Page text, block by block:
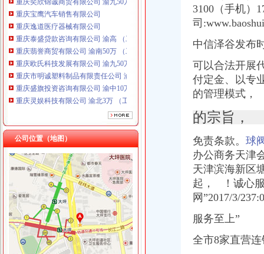
重庆宝鹰汽车销售有限公司
重庆逸道医疗器械有限公司
重庆泰盛贷款咨询有限公司 渝高 （工商注册）
重庆翡誉商贸有限公司 渝南50万 （工商注册）
重庆欧氏科技发展有限公司 渝九50万 （进出口权）
重庆市明诚塑料制品有限责任公司 渝高100万 （进出口权）
重庆盛旗投资咨询有限公司 渝中10万 （工商注册）
重庆灵娱科技有限公司 渝北3万 （工商注册）
重庆尊盟财务管理有限公司 渝北10万 （工商注册）
重庆同济汽车设计有限公司 渝江25万 （工商注册）
公司位置（地图）
茶园新区代账公司
【58同城】新城区代理记账_新城区代理记账公司
淮南山南新区附近找代账会计、注册公司、办营业执照-淮南58同城
州泰岳：2012年半年度报告_州泰岳（）_公告正文_财经_
天津滨海新区代理记账公司诚心服务市场-信息服务-绍兴E网
【大桥新区代账报税公司注册代办执照个体户注册诚信服务】-江夏大
3100（手机）
司
中信泽谷发布
可以合法开展
付定金、以专
的管理模式，
的宗旨，
免责条款。 球
办公商务天津
天津滨海新区
起， ！诚心
网”2017/3/
服务至上”
全市8家直营